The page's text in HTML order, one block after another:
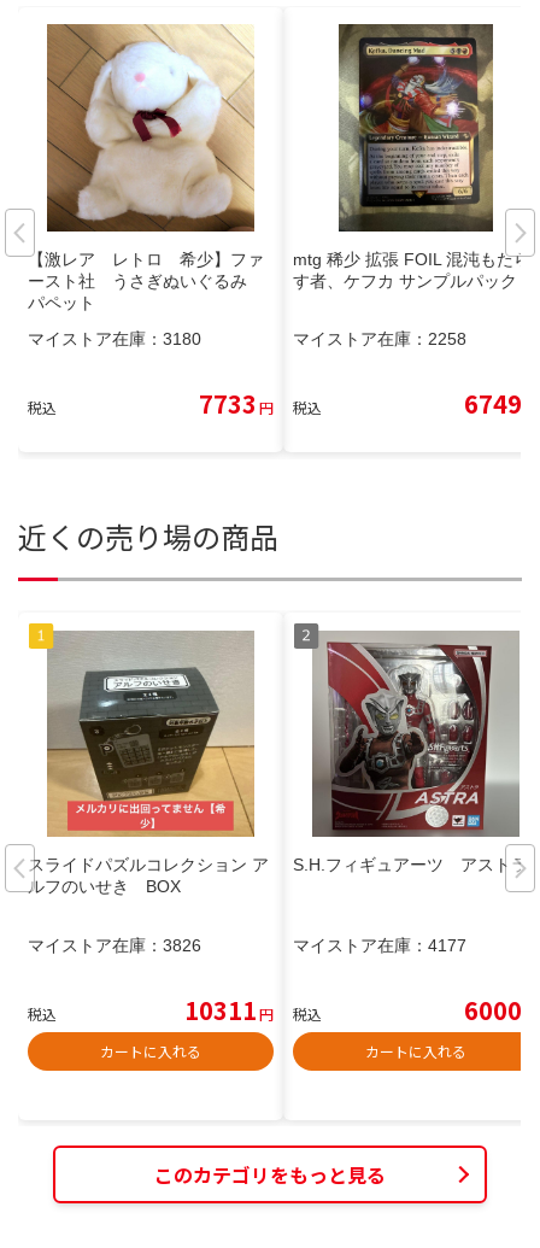
【激レア レトロ 希少】ファ
ースト社 うさぎぬいぐるみ
パペット
マイストア在庫： 3180
税込 7733 円
mtg 稀少 拡張 FOIL 混沌もたら
す者、ケフカ サンプルパック fic
マイストア在庫： 2258
税込 6749
近くの売り場の商品
スライドパズルコレクション ア
ルフのいせき BOX
マイストア在庫： 3826
税込 10311円
カートに入れる
S.H.フィギュアーツ アストラ
マイストア在庫： 4177
税込 6000
カートに入れる
このカテゴリをもっと見る